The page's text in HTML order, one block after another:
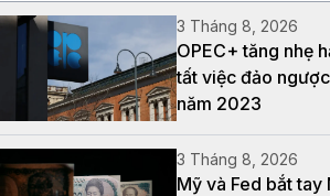
3 Tháng 8, 2026
OPEC+ tăng nhẹ
tất việc đảo
năm 2023
3 Tháng 8, 2026
Mỹ và Fed bắt tay